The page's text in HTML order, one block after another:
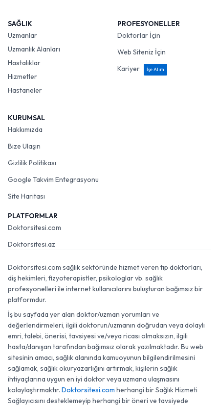
SAĞLIK
Uzmanlar
Uzmanlık Alanları
Hastalıklar
Hizmetler
Hastaneler
PROFESYONELLER
Doktorlar İçin
Web Siteniz İçin
Kariyer
İşe Alım
KURUMSAL
Hakkımızda
Bize Ulaşın
Gizlilik Politikası
Google Takvim Entegrasyonu
Site Haritası
PLATFORMLAR
Doktorsitesi.com
Doktorsitesi.az
Doktorsitesi.com sağlık sektöründe hizmet veren tıp doktorları,
diş hekimleri, fizyoterapistler, psikologlar vb. sağlık
profesyonelleri ile internet kullanıcılarını buluşturan bağımsız bir
platformdur.
İş bu sayfada yer alan doktor/uzman yorumları ve
değerlendirmeleri, ilgili doktorun/uzmanın doğrudan veya dolaylı
emri, talebi, önerisi, tavsiyesi ve/veya ricası olmaksızın, ilgili
hasta/danışan tarafından bağımsız olarak yazılmaktadır. Bu web
sitesinin amacı, sağlık alanında kamuoyunun bilgilendirilmesini
sağlamak, sağlık okuryazarlığını artırmak, kişilerin sağlık
ihtiyaçlarına uygun en iyi doktor veya uzmana ulaşmasını
kolaylaştırmaktır. Doktorsitesi.com herhangi bir Sağlık Hizmeti
Sağlayıcısını desteklemeyip herhangi bir öneri ve tavsiyede